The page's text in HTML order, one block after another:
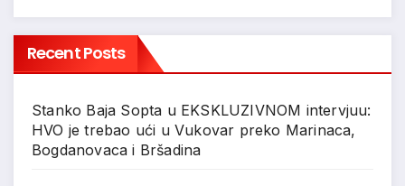
Recent Posts
Stanko Baja Sopta u EKSKLUZIVNOM intervjuu:
HVO je trebao ući u Vukovar preko Marinaca,
Bogdanovaca i Bršadina